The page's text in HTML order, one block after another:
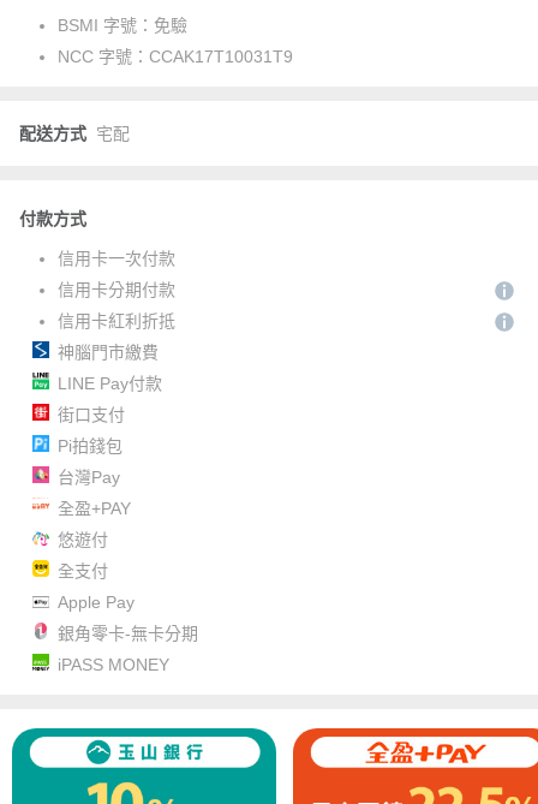
BSMI 字號： 免驗
NCC 字號： CCAK17T10031T9
配送方式 宅配
付款方式
信用卡一次付款
信用卡分期付款
信用卡紅利折抵
神腦門市繳費
LINE Pay付款
街口支付
Pi拍錢包
台灣Pay
全盈+PAY
悠遊付
全支付
Apple Pay
銀角零卡-無卡分期
iPASS MONEY